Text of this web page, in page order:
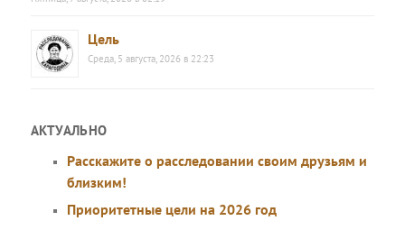
Цель
Среда, 5 августа, 2026 в 22:23
АКТУАЛЬНО
Расскажите о расследовании своим друзьям и
близким!
Приоритетные цели на 2026 год